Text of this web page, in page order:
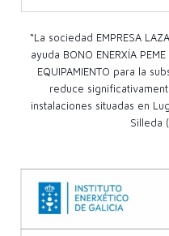
“La sociedad EMPRESA
ayuda BONO ENERXÍA
EQUIPAMIENTO para la
reduce
instalaciones situadas en
Silleda